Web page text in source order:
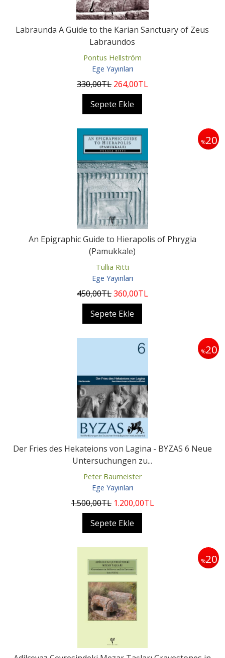
Labraunda A Guide to the Karian Sanctuary of Zeus
Labraundos
Pontus Hellström
Ege Yayınları
330,00TL 264,00TL
Sepete Ekle
%20
An Epigraphic Guide to Hierapolis of Phrygia
(Pamukkale)
Tullia Ritti
Ege Yayınları
450,00TL360,00TL
Sepete Ekle
%20
Der Fries des Hekateions von Lagina - BYZAS 6 Neue
Untersuchungen zu...
Peter Baumeister
Ege Yayınları
1.500,00TL 1.200,00TL
Sepete Ekle
%20